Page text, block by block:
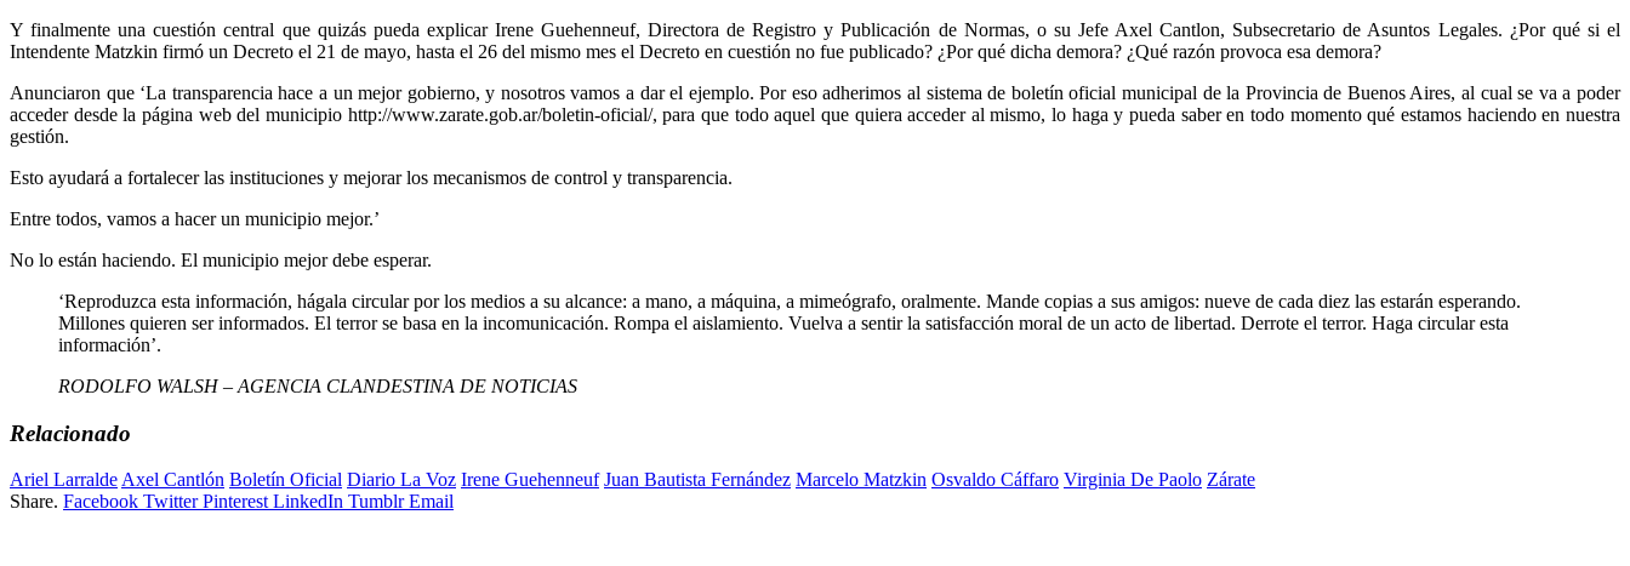
Y finalmente una cuestión central que quizás pueda explicar Irene Guehenneuf, Directora de Registro y Publicación de Normas, o su Jefe Axel Cantlon, Subsecretario de Asuntos Legales. ¿Por qué si el
Intendente Matzkin firmó un Decreto el 21 de mayo, hasta el 26 del mismo mes el Decreto en cuestión no fue publicado? ¿Por qué dicha demora? ¿Qué razón provoca esa demora?
Anunciaron que ‘La transparencia hace a un mejor gobierno, y nosotros vamos a dar el ejemplo. Por eso adherimos al sistema de boletín oficial municipal de la Provincia de Buenos Aires, al cual se va a poder
acceder desde la página web del municipio http://www.zarate.gob.ar/boletin-oficial/, para que todo aquel que quiera acceder al mismo, lo haga y pueda saber en todo momento qué estamos haciendo en nuestra
gestión.
Esto ayudará a fortalecer las instituciones y mejorar los mecanismos de control y transparencia.
Entre todos, vamos a hacer un municipio mejor.’
No lo están haciendo. El municipio mejor debe esperar.
‘Reproduzca esta información, hágala circular por los medios a su alcance: a mano, a máquina, a mimeógrafo, oralmente. Mande copias a sus amigos: nueve de cada diez las estarán esperando.
Millones quieren ser informados. El terror se basa en la incomunicación. Rompa el aislamiento. Vuelva a sentir la satisfacción moral de un acto de libertad. Derrote el terror. Haga circular esta
información’.
RODOLFO WALSH – AGENCIA CLANDESTINA DE NOTICIAS
Relacionado
Ariel Larralde Axel Cantlón Boletín Oficial Diario La Voz Irene Guehenneuf Juan Bautista Fernández Marcelo Matzkin Osvaldo Cáffaro Virginia De Paolo Zárate
Share. Facebook Twitter Pinterest LinkedIn Tumblr Email